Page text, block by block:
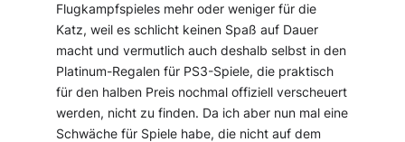
Flugkampfspieles mehr oder weniger für die
Katz, weil es schlicht keinen Spaß auf Dauer
macht und vermutlich auch deshalb selbst in den
Platinum-Regalen für PS3-Spiele, die praktisch
für den halben Preis nochmal offiziell verscheuert
werden, nicht zu finden. Da ich aber nun mal eine
Schwäche für Spiele habe, die nicht auf dem